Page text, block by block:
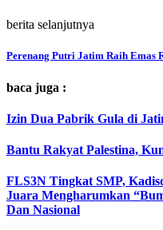
berita selanjutnya
Perenang Putri Jatim Raih Emas
baca juga :
Izin Dua Pabrik Gula di
Bantu Rakyat Palestina,
FLS3N Tingkat SMP,
Juara Mengharumkan
Dan Nasional